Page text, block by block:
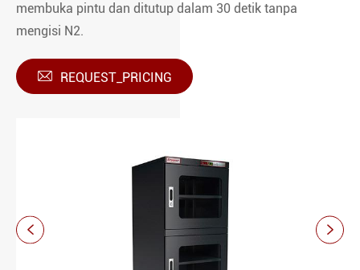
membuka pintu dan ditutup dalam 30 detik tanpa
mengisi N2.
 REQUEST_PRICING
 